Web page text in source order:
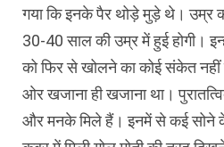
गया कि इनके पैर थोड़े मुड़े थे। उम्र
30-40 साल की उम्र में हुई होगी।
को फिर से खोलने का कोई संकेत नहीं
ओर खजाना ही खजाना था।
और मनके मिले हैं। इनमें से कई सोने